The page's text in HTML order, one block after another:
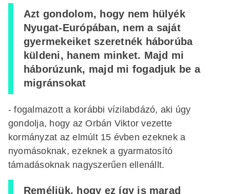
Azt gondolom, hogy nem hülyék
Nyugat-Európában, nem a saját
gyermekeiket szeretnék háborúba
küldeni, hanem minket. Majd mi
háborúzunk, majd mi fogadjuk be a
migránsokat
- fogalmazott a korábbi vízilabdázó, aki úgy
gondolja, hogy az Orbán Viktor vezette
kormányzat az elmúlt 15 évben ezeknek a
nyomásoknak, ezeknek a gyarmatosító
támadásoknak nagyszerűen ellenállt.
Reméljük, hogy ez így is marad